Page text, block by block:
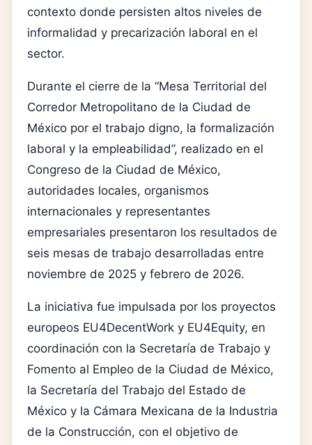
contexto donde persisten altos niveles de
informalidad y precarización laboral en el
sector.
Durante el cierre de la “Mesa Territorial del
Corredor Metropolitano de la Ciudad de
México por el trabajo digno, la formalización
laboral y la empleabilidad”, realizado en el
Congreso de la Ciudad de México,
autoridades locales, organismos
internacionales y representantes
empresariales presentaron los resultados de
seis mesas de trabajo desarrolladas entre
noviembre de 2025 y febrero de 2026.
La iniciativa fue impulsada por los proyectos
europeos EU4DecentWork y EU4Equity, en
coordinación con la Secretaría de Trabajo y
Fomento al Empleo de la Ciudad de México,
la Secretaría del Trabajo del Estado de
México y la Cámara Mexicana de la Industria
de la Construcción, con el objetivo de